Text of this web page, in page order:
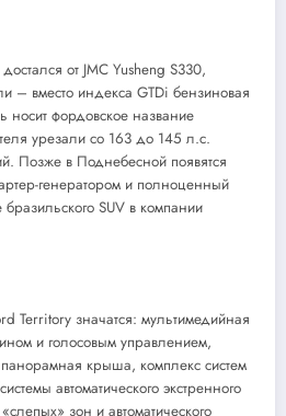
от JMC Yusheng S330,
– вместо индекса GTDi бензиновая
носит фордовское название
урезали со 163 до 145 л.с.
Позже в Поднебесной появятся
генератором и полноценный
SUV в компании
Territory значатся: мультимедийная
и голосовым управлением,
крыша, комплекс систем
автоматического экстренного
зон и автоматического